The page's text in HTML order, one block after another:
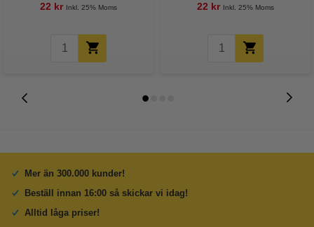
22 kr Inkl. 25% Moms 22 kr Inkl. 25% Moms
Mer än 300.000 kunder!
Beställ innan 16:00 så skickar vi idag!
Alltid låga priser!